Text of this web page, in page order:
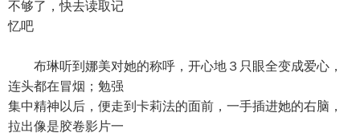
不够了，快去读取记
忆吧
布琳听到娜美对她的称呼，开心地３只眼全变成爱心，
连头都在冒烟；勉强
集中精神以后，便走到卡莉法的面前，一手插进她的右脑，
拉出像是胶卷影片一